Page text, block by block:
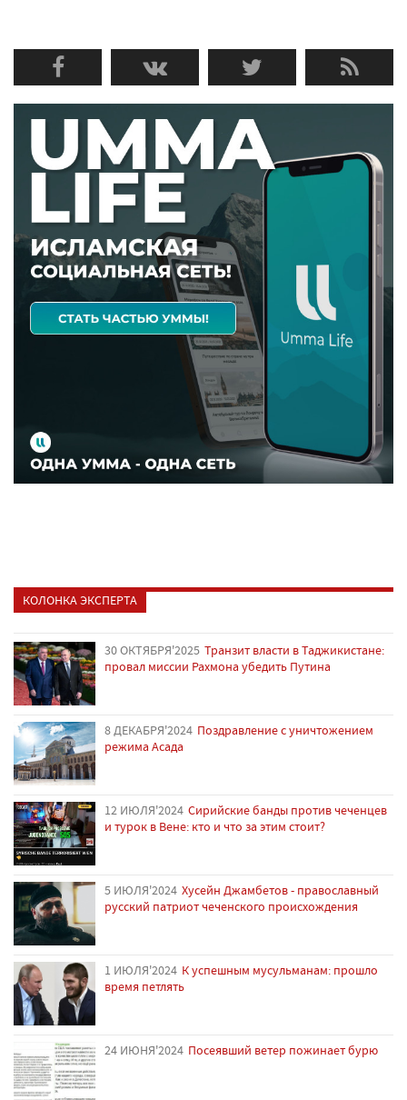
КОЛОНКА ЭКСПЕРТА
30 ОКТЯБРЯ'2025 Транзит власти в Таджикистане:
провал миссии Рахмона убедить Путина
8 ДЕКАБРЯ'2024 Поздравление с уничтожением
режима Асада
12 ИЮЛЯ'2024 Сирийские банды против чеченцев
и турок в Вене: кто и что за этим стоит?
5 ИЮЛЯ'2024 Хусейн Джамбетов - православный
русский патриот чеченского происхождения
1 ИЮЛЯ'2024 К успешным мусульманам: прошло
время петлять
24 ИЮНЯ'2024 Посеявший ветер пожинает бурю